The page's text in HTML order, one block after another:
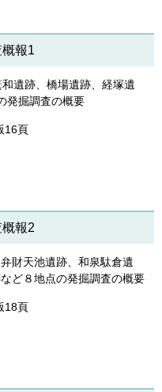
報1
遺跡、橋場遺跡、経塚遺
発掘調査の概要
16頁
報2
財天池遺跡、和泉駄倉遺
ど８地点の発掘調査の概要
18頁